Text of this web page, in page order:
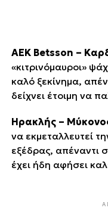
ΑΕΚ Betsson –
«κιτρινόμαυροι»
καλό ξεκίνημα,
δείχνει έτοιμη να
Ηρακλής –
να εκμεταλλευτεί
εξέδρας, απέναντι
έχει ήδη αφήσει